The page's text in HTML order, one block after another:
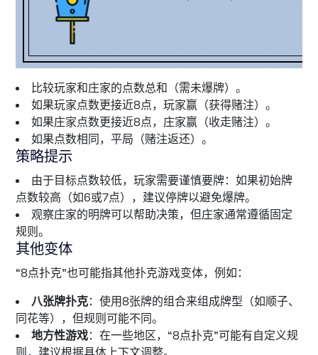
比较玩家和庄家的点数总和（需未爆牌）。
如果玩家点数更接近8点，玩家赢（获得赌注）。
如果庄家点数更接近8点，庄家赢（收走赌注）。
如果点数相同，平局（赌注返还）。
策略提示
由于目标点数较低，玩家需要谨慎要牌：如果初始牌
点数较高（如6或7点），建议停牌以避免爆牌。
观察庄家的明牌可以帮助决策，但庄家通常遵循固定
规则。
其他变体
“8点扑克”也可能指其他扑克游戏变体，例如：
八张牌扑克：使用8张牌的组合来组成牌型（如顺子、
同花等），但规则可能不同。
地方性游戏：在一些地区，“8点扑克”可能有自定义规